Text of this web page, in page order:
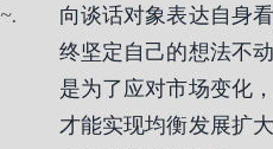
.
向谈话对象表达自身
终坚定自己的想法不
是为了应对市场变化
才能实现均衡发展扩